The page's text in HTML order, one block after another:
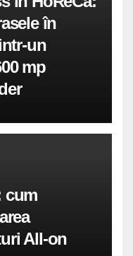
în
un
mp
cum
All-on